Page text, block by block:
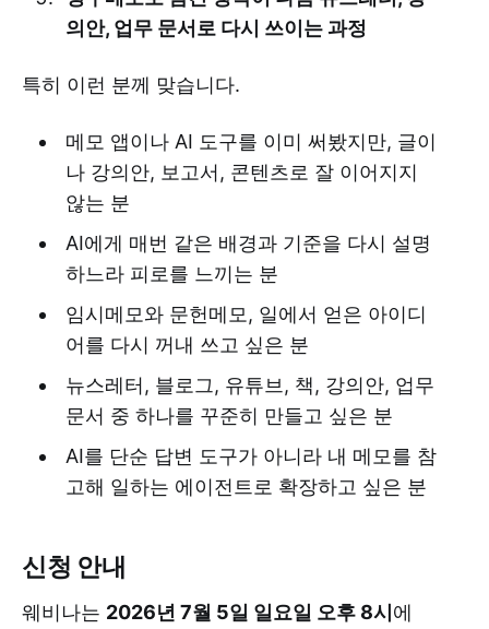
의안, 업무 문서로 다시 쓰이는 과정
특히 이런 분께 맞습니다.
메모 앱이나 AI 도구를 이미 써봤지만, 글이
나 강의안, 보고서, 콘텐츠로 잘 이어지지
않는 분
AI에게 매번 같은 배경과 기준을 다시 설명
하느라 피로를 느끼는 분
임시메모와 문헌메모, 일에서 얻은 아이디
어를 다시 꺼내 쓰고 싶은 분
뉴스레터, 블로그, 유튜브, 책, 강의안, 업무
문서 중 하나를 꾸준히 만들고 싶은 분
AI를 단순 답변 도구가 아니라 내 메모를 참
고해 일하는 에이전트로 확장하고 싶은 분
신청 안내
웨비나는 2026년 7월 5일 일요일 오후 8시에